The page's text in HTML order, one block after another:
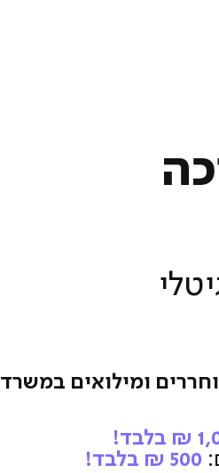
ומילואים במשרד
500 ₪ בלבד!